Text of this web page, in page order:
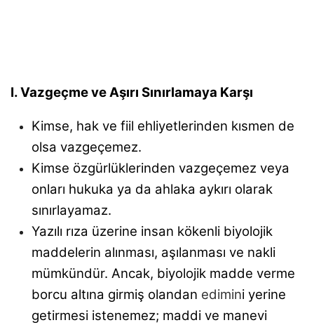
I. Vazgeçme ve Aşırı Sınırlamaya Karşı
Kimse, hak ve fiil ehliyetlerinden kısmen de
olsa vazgeçemez.
Kimse özgürlüklerinden vazgeçemez veya
onları hukuka ya da ahlaka aykırı olarak
sınırlayamaz.
Yazılı rıza üzerine insan kökenli biyolojik
maddelerin alınması, aşılanması ve nakli
mümkündür. Ancak, biyolojik madde verme
borcu altına girmiş olandan edimini yerine
getirmesi istenemez; maddi ve manevi